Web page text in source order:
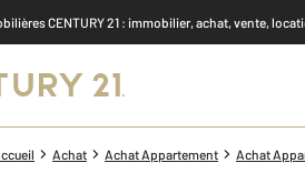
CENTURY 21 : immobilier, achat, vente,
Achat Achat Appartement Achat